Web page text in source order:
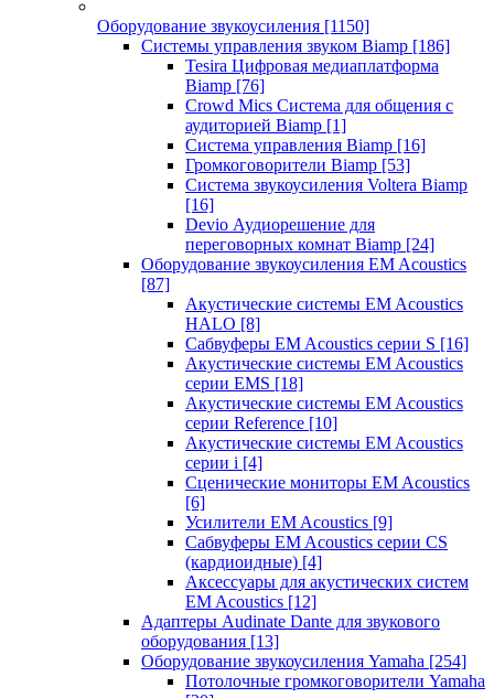
Оборудование звукоусиления [1150]
Системы управления звуком Biamp [186]
Tesira Цифровая медиаплатформа
Biamp [76]
Crowd Mics Система для общения с
аудиторией Biamp [1]
Система управления Biamp [16]
Громкоговорители Biamp [53]
Система звукоусиления Voltera Biamp
[16]
Devio Аудиорешение для
переговорных комнат Biamp [24]
Оборудование звукоусиления EM Acoustics
[87]
Акустические системы EM Acoustics
HALO [8]
Сабвуферы EM Acoustics серии S [16]
Акустические системы EM Acoustics
серии EMS [18]
Акустические системы EM Acoustics
серии Reference [10]
Акустические системы EM Acoustics
серии i [4]
Сценические мониторы EM Acoustics
[6]
Усилители EM Acoustics [9]
Сабвуферы EM Acoustics серии CS
(кардиоидные) [4]
Аксессуары для акустических систем
EM Acoustics [12]
Адаптеры Audinate Dante для звукового
оборудования [13]
Оборудование звукоусиления Yamaha [254]
Потолочные громкоговорители Yamaha